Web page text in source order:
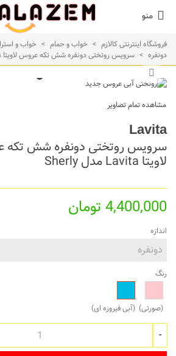
منو
فروشگاه اینترنتی کالازم > خواب و حمام > خواب و
دونفره > سرویس روتختی دونفره شش تکه عروس لاویتا Lavita مدل Sherly
مشاهده تمام تصاویر
Lavita
سرویس روتختی دونفره شش
لاویتا Lavita مدل Sherly
4,400,000 تومان
اندازه
رنگ
(صورتی)
فیروزه
ای
(آبی فیروزه ای)
-